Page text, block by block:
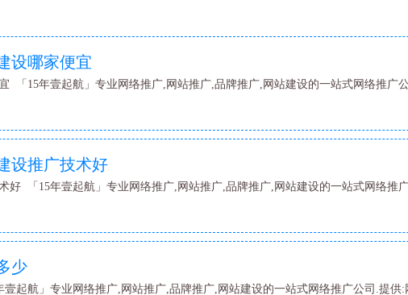
设哪家便宜
「15年壹起航」专业网络推广,网站推广,品牌推广,网站建设的一站式网络推广
设推广技术好
好 「15年壹起航」专业网络推广,网站推广,品牌推广,网站建设的一站式网络推
少
起航」专业网络推广,网站推广,品牌推广,网站建设的一站式网络推广公司.提